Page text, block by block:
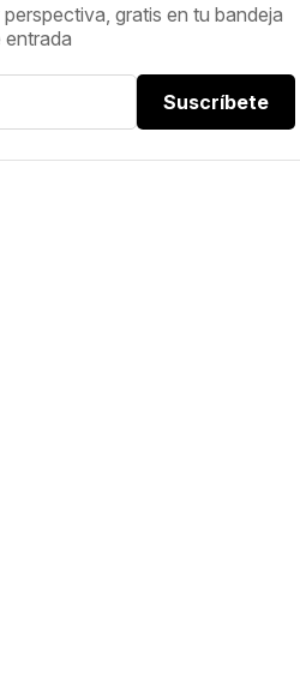
gratis en tu bandeja
entrada
Suscríbete